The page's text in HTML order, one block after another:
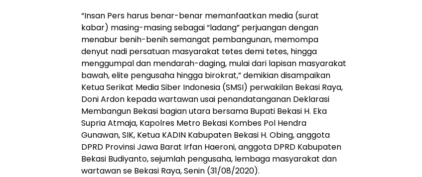
“Insan Pers harus benar-benar memanfaatkan media (surat
kabar) masing-masing sebagai “ladang” perjuangan dengan
menabur benih-benih semangat pembangunan, memompa
denyut nadi persatuan masyarakat tetes demi tetes, hingga
menggumpal dan mendarah-daging, mulai dari lapisan masyarakat
bawah, elite pengusaha hingga birokrat,” demikian disampaikan
Ketua Serikat Media Siber Indonesia (SMSI) perwakilan Bekasi Raya,
Doni Ardon kepada wartawan usai penandatanganan Deklarasi
Membangun Bekasi bagian utara bersama Bupati Bekasi H. Eka
Supria Atmaja, Kapolres Metro Bekasi Kombes Pol Hendra
Gunawan, SIK, Ketua KADIN Kabupaten Bekasi H. Obing, anggota
DPRD Provinsi Jawa Barat Irfan Haeroni, anggota DPRD Kabupaten
Bekasi Budiyanto, sejumlah pengusaha, lembaga masyarakat dan
wartawan se Bekasi Raya, Senin (31/08/2020).